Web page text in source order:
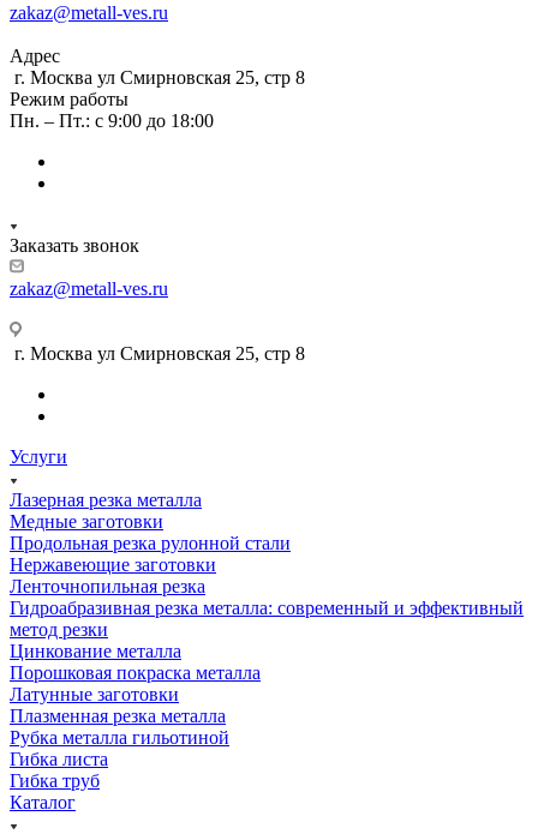
zakaz@metall-ves.ru
Адрес
г. Москва ул Смирновская 25, стр 8
Режим работы
Пн. – Пт.: с 9:00 до 18:00
Заказать звонок
zakaz@metall-ves.ru
г. Москва ул Смирновская 25, стр 8
Услуги
Лазерная резка металла
Медные заготовки
Продольная резка рулонной стали
Нержавеющие заготовки
Ленточнопильная резка
Гидроабразивная резка металла: современный и эффективный
метод резки
Цинкование металла
Порошковая покраска металла
Латунные заготовки
Плазменная резка металла
Рубка металла гильотиной
Гибка листа
Гибка труб
Каталог